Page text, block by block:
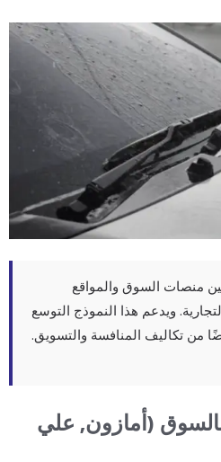
منصات السوق والمواقع
ويدعم هذا النموذج التوسع
من تكاليف المنافسة والتسويق.
(أمازون, علي